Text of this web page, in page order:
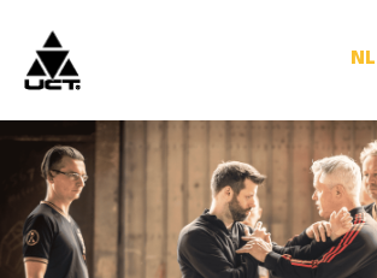
NL